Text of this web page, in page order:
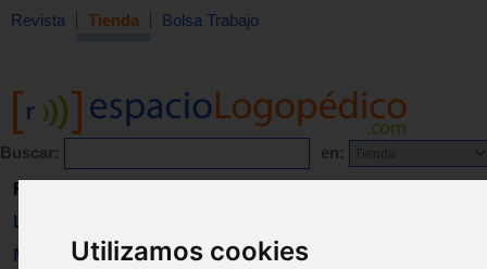
Utilizamos cookies
Revista Tienda Bolsa Trabajo
Buscar: en:
Revista
Libros
Material